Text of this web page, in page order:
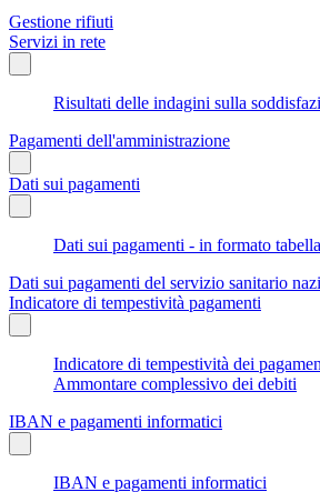
Gestione rifiuti
Servizi in rete
Risultati delle indagini sulla
Pagamenti dell'amministrazione
Dati sui pagamenti
Dati sui pagamenti - in formato
Dati sui pagamenti del servizio sanitario
Indicatore di tempestività pagamenti
Indicatore di tempestività dei
Ammontare complessivo dei debiti
IBAN e pagamenti informatici
IBAN e pagamenti informatici